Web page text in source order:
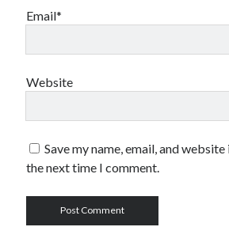
Email*
Website
Save my name, email, and
the next time I comment.